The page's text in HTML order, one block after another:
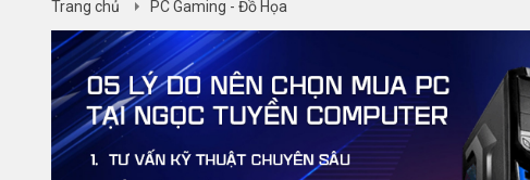
Trang chủ PC Gaming - Đồ Họa